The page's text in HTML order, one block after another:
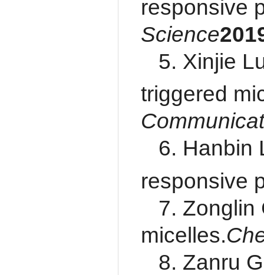
responsive
Science
5. Xinjie
triggered
6. Hanbin
responsive
7. Zonglin
micelles.
8. Zanru